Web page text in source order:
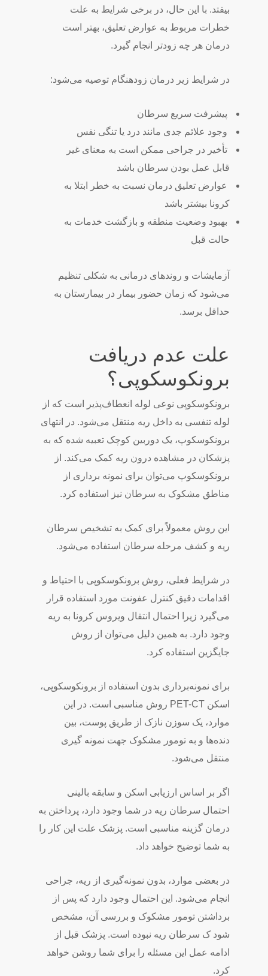
بیفتد. با این حال، در برخی شرایط به علت
خطرات مربوط به عوارض تعلیق، بهتر است
درمان هر چه زودتر انجام گیرد.
در شرایط زیر درمان زودهنگام توصیه می‌شود:
پیشرفت سریع سرطان
وجود علائم جدی مانند درد یا تنگی نفس
تأخیر در جراحی ممکن است به معنای غیر
قابل عمل بودن سرطان باشد
عوارض تعلیق درمان نسبت به خطر ابتلا به
کرونا بیشتر باشد
بهبود وضعیت منطقه و بازگشت خدمات به
حالت قبل
آزمایشات و روندهای درمانی به شکلی تنظیم
می‌شود که زمان حضور بیمار در بیمارستان به
حداقل برسد.
علت عدم دریافت
برونکوسکوپی؟
برونکوسکوپی نوعی لوله انعطاف‌پذیر است که از
لوله تنفسی به داخل ریه منتقل می‌شود. در انتهای
برونکوسکوپ، یک دوربین کوچک تعبیه شده که به
پزشکان در مشاهده درون ریه کمک می‌کند. از
برونکوسکوپ می‌توان برای نمونه برداری از
مناطق مشکوک به سرطان نیز استفاده کرد.
این روش معمولاً برای کمک به تشخیص سرطان
ریه و کشف مرحله سرطان استفاده می‌شود.
در شرایط فعلی، روش برونکوسکوپی با احتیاط و
اقدامات دقیق کنترل عفونت مورد استفاده قرار
می‌گیرد زیرا احتمال انتقال ویروس کرونا به ریه
وجود دارد. به همین دلیل می‌توان از روش
جایگزین استفاده کرد.
برای نمونه‌برداری بدون استفاده از برونکوسکوپی،
اسکن PET-CT روش مناسبی است. در این
موارد، یک سوزن نازک از طریق پوست، بین
دنده‌ها و به تومور مشکوک جهت نمونه گیری
منتقل می‌شود.
اگر بر اساس ارزیابی اسکن و سابقه بالینی
احتمال سرطان ریه در شما وجود دارد، پرداختن به
درمان گزینه مناسبی است. پزشک علت این کار را
به شما توضیح خواهد داد.
در بعضی موارد، بدون نمونه‌گیری از ریه، جراحی
انجام می‌شود. این احتمال وجود دارد که پس از
برداشتن تومور مشکوک و بررسی آن، مشخص
شود ک سرطان ریه نبوده است. پزشک قبل از
ادامه عمل این مسئله را برای شما روشن خواهد
کرد.